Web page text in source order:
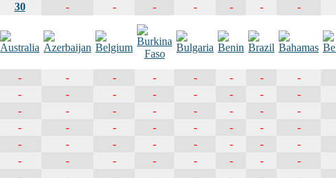
30 - - - - - - -
- - - - - - -
-
- - - - - - -
-
- - - - - - -
-
- - - - - - -
-
- - - - - - -
-
- - - - - - -
-